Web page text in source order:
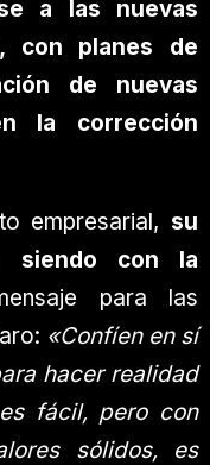
a las nuevas
con planes de
de nuevas
la corrección
empresarial, su
siendo con la
para las
«Confíen en sí
hacer realidad
fácil, pero con
sólidos, es